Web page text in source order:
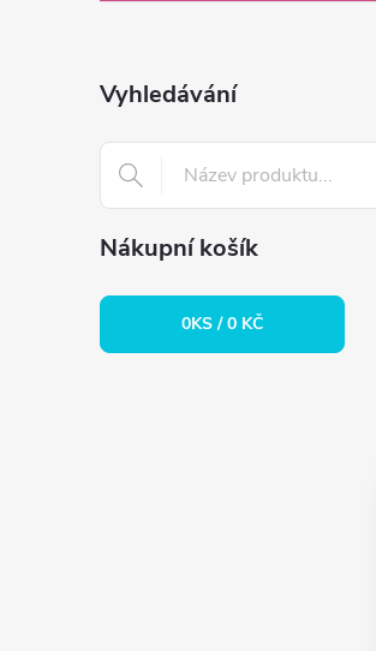
Vyhledávání
Nákupní košík
0KS /0 KČ